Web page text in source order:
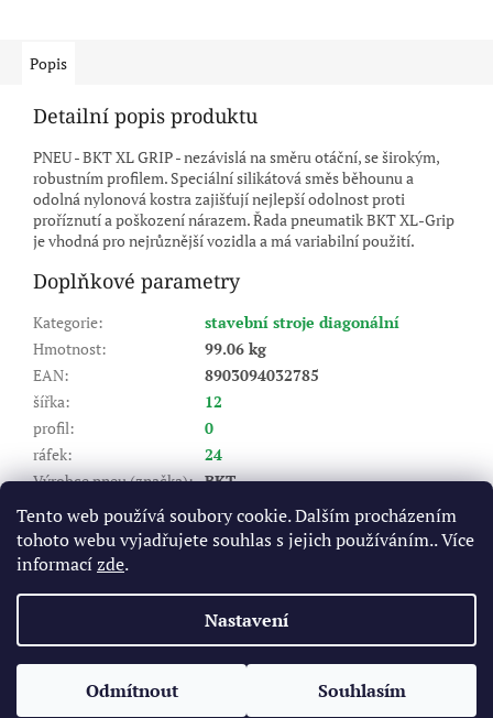
Tento web používá soubory cookie. Dalším procházením
tohoto webu vyjadřujete souhlas s jejich používáním.. Více
informacízde.
Nastavení
Odmítnout Souhlasím
Popis
Detailní popis produktu
PNEU - BKT XL GRIP - nezávislá na směru otáční, se širokým,
robustním profilem. Speciální silikátová směs běhounu a
odolná nylonová kostra zajišťují nejlepší odolnost proti
proříznutí a poškození nárazem. Řada pneumatik BKT XL-Grip
je vhodná pro nejrůznější vozidla a má variabilní použití.
Doplňkové parametry
Kategorie:
stavební stroje diagonální
Hmotnost:
99.06 kg
EAN:
8903094032785
šířka:
12
profil:
0
ráfek:
24
Výrobce pneu (značka): BKT
Dezén
XL GRIP
Index nosnosti (LI):
189
Rychlostní index (SI)
Vytvořil Shoptet